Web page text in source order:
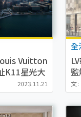
Vuitton
K11星光大
2023.11.21
全
文